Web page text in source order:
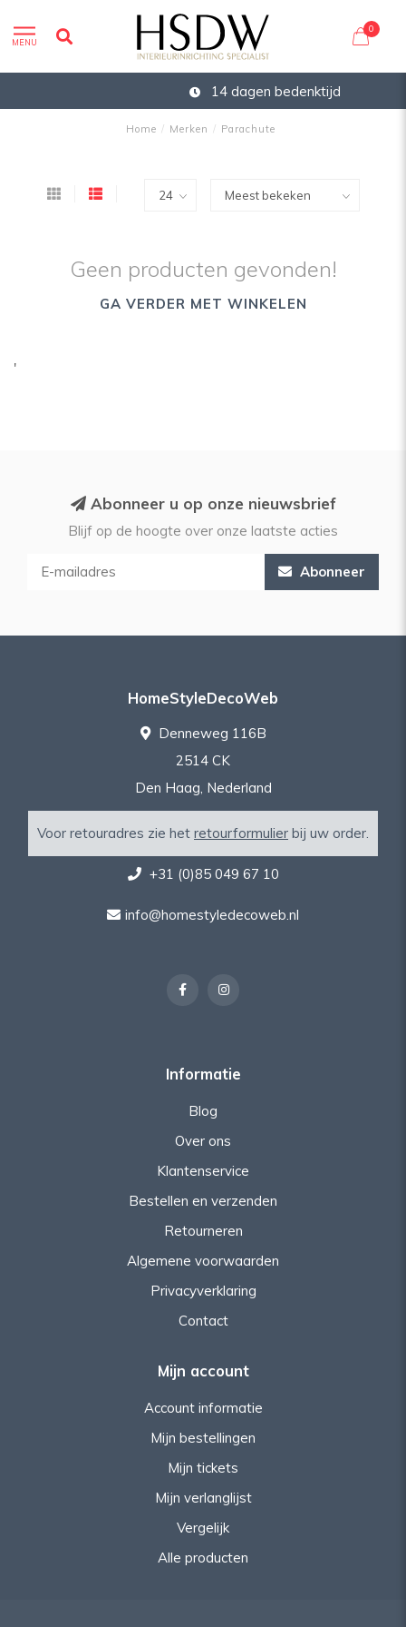
MENU
0
14 dagen bedenktijd
Home / Merken / Parachute
Geen producten gevonden!
GA VERDER MET WINKELEN
'
Abonneer u op onze nieuwsbrief
Blijf op de hoogte over onze laatste acties
Abonneer
HomeStyleDecoWeb
Denneweg 116B
2514 CK
Den Haag, Nederland
Voor retouradres zie het retourformulier bij uw order.
+31 (0)85 049 67 10
info@homestyledecoweb.nl
Informatie
Blog
Over ons
Klantenservice
Bestellen en verzenden
Retourneren
Algemene voorwaarden
Privacyverklaring
Contact
Mijn account
Account informatie
Mijn bestellingen
Mijn tickets
Mijn verlanglijst
Vergelijk
Alle producten